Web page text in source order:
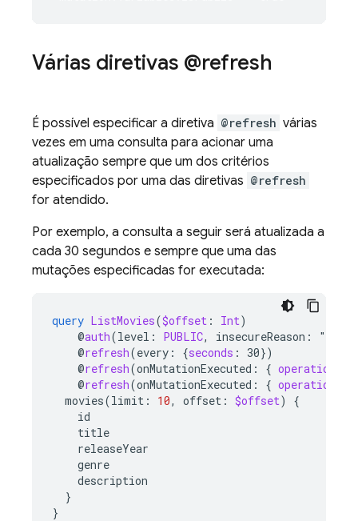
Várias diretivas @refresh
É possível especificar a diretiva @refresh várias
vezes em uma consulta para acionar uma
atualização sempre que um dos critérios
especificados por uma das diretivas @refresh
for atendido.
Por exemplo, a consulta a seguir será atualizada a
cada 30 segundos e sempre que uma das
mutações especificadas for executada:
query ListMovies($offset : Int)
@auth(level : PUBLIC, insecureReason : "
@refresh(every : {seconds :
30})
@refresh(onMutationExecuted : { operation
@refresh(onMutationExecuted : { operation
movies(limit : 10, offset : $offset)
{
id
title
releaseYear
genre
description
}
}